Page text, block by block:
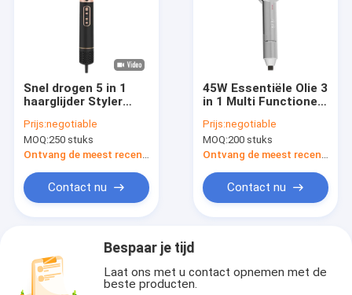
Snel drogen 5 in 1
haarglijder Styler
Voor het voorkomen
van krullend haar
Prijs:negotiable
MOQ:250 stuks
Ontvang de meest recente Prijs
Contact nu
45W Essentiële Olie 3
in 1 Multi Functionele
Straightener
Professional Comb
Design
Prijs:negotiable
MOQ:200 stuks
Ontvang de meest recente Prijs
Contact nu
Bespaar je tijd
Laat ons met u contact opnemen met de
beste producten.